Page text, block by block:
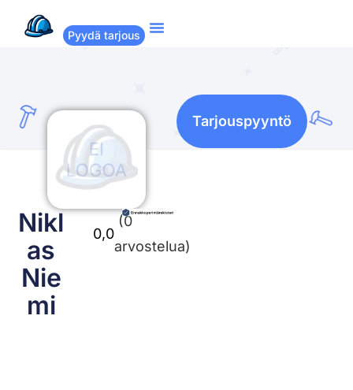
Pyydä tarjous
Nikl
as
Nie
mi
0,0
(0
arvostelua)
Tarjouspyyntö